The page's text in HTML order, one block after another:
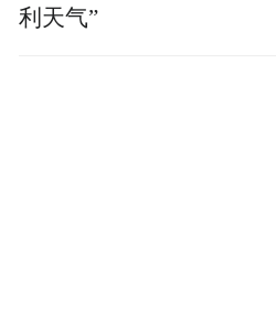
利天气”